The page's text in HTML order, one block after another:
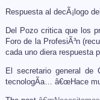
Respuesta al decÃ¡logo
Del Pozo critica que los
Foro de la ProfesiÃ³n
cada uno diera respuesta
El secretario general de
tecnologÃ­a… â€œHace